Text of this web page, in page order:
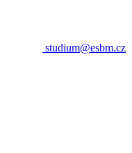
studium@esbm.cz